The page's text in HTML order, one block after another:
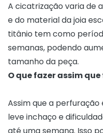
A cicatrização varia de
e do material da joia
titânio tem como
semanas, podendo
tamanho da peça.
O que fazer assim
Assim que a
leve inchaço e